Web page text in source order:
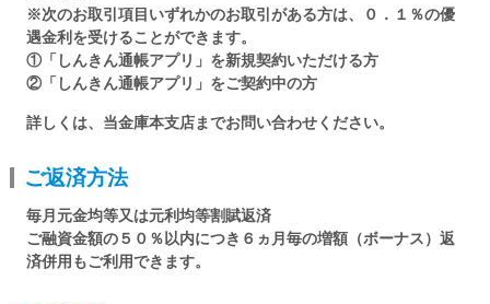
※次のお取引項目いずれかのお取引がある方は、０．１％の優
遇金利を受けることができます。
①「しんきん通帳アプリ」を新規契約いただける方
②「しんきん通帳アプリ」をご契約中の方
詳しくは、当金庫本支店までお問い合わせください。
ご返済方法
毎月元金均等又は元利均等割賦返済
ご融資金額の５０％以内につき６ヵ月毎の増額（ボーナス）返
済併用もご利用できます。